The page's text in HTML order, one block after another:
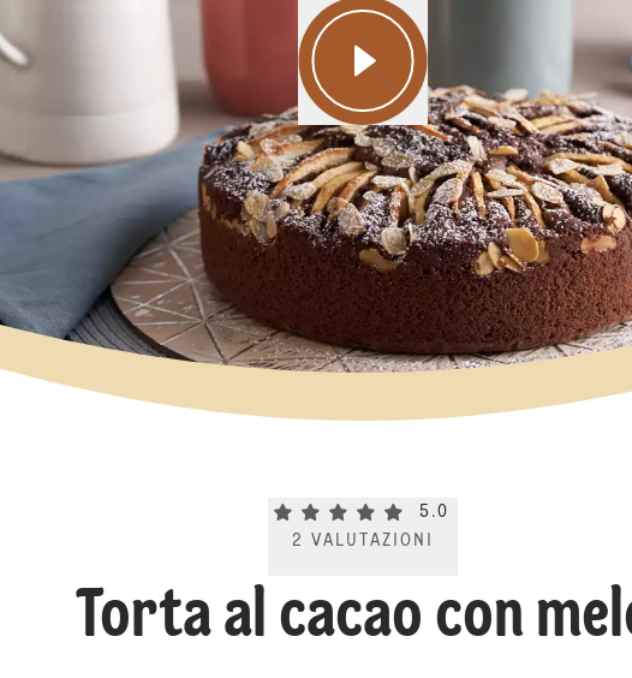
Current rating 5.0. Click to rate.
5.0
2
VALUTAZIONI
Torta al cacao con